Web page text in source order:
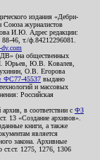
издания «Дебри-
журналистов
И.Ю. Адрес редакции:
46, т./ф.84212296081.
ДВ» (на общественных
Юрьев, Ю.В. Ковалев,
О.В. Егорова
45537 выдано
и массовых
Российская
в соответствии с ФЗ
ст. 13 «Создание архивов».
книги, а также
является
закона. Архивные
ст.ст. 1275, 1276, 1306